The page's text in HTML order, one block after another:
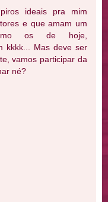
ideais pra mim
e que amam um
os de hoje,
kkkk... Mas deve ser
vamos participar da
né?